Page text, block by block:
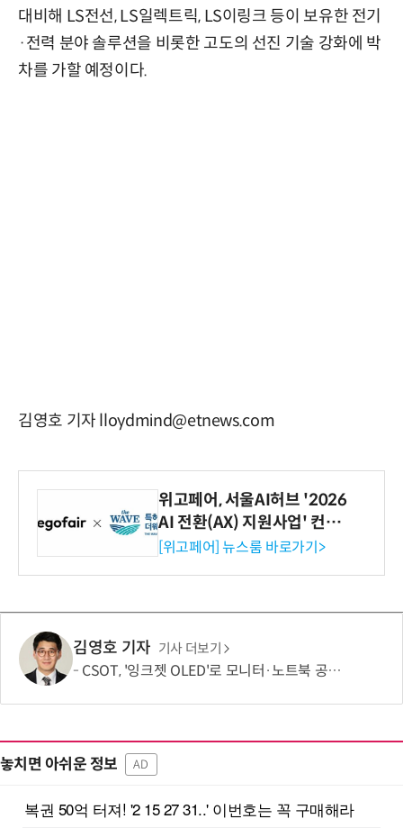
대비해 LS전선, LS일렉트릭, LS이링크 등이 보유한 전기
·전력 분야 솔루션을 비롯한 고도의 선진 기술 강화에 박
차를 가할 예정이다.
김영호 기자 lloydmind@etnews.com
위고페어, 서울AI허브 '2026
AI 전환(AX) 지원사업' 컨소
시엄 선정
[위고페어] 뉴스룸 바로가기>
김영호 기자 기사 더보기
CSOT, '잉크젯 OLED'로 모니터·노트북 공략 본격화…MSI 모니터 공개
놓치면 아쉬운 정보 AD